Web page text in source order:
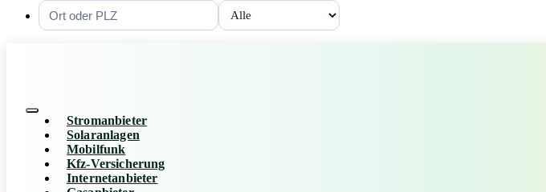
Stromanbieter
Solaranlagen
Mobilfunk
Kfz-Versicherung
Internetanbieter